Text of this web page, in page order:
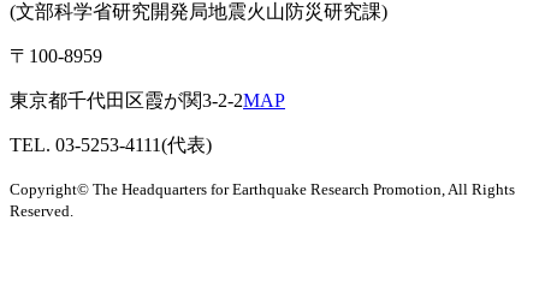
(文部科学省研究開発局地震火山防災研究課)
〒100-8959
東京都千代田区霞が関3-2-2MAP
TEL. 03-5253-4111(代表)
Copyright© The Headquarters for Earthquake Research Promotion, All Rights
Reserved.